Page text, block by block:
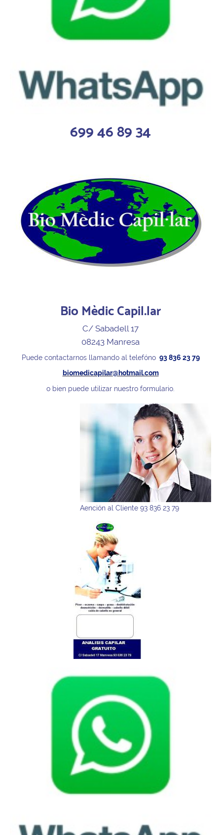
699 46 89 34
Bio Mèdic Capil.lar
C/ Sabadell 17
08243 Manresa
Puede contactarnos llamando al telefóno 93 836 23 79
biomedicapilar@hotmail.com
o bien puede utilizar nuestro formulario.
Aención al Cliente 93 836 23 79